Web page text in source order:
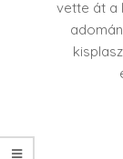
vette át a